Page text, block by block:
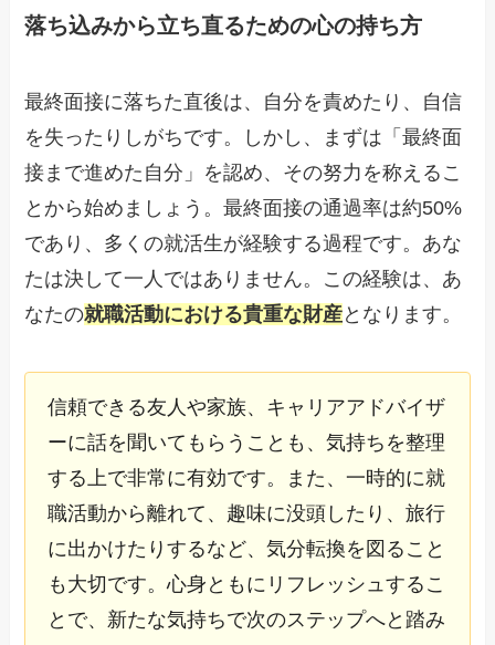
落ち込みから立ち直るための心の持ち方
最終面接に落ちた直後は、自分を責めたり、自信
を失ったりしがちです。しかし、まずは「最終面
接まで進めた自分」を認め、その努力を称えるこ
とから始めましょう。最終面接の通過率は約50%
であり、多くの就活生が経験する過程です。あな
たは決して一人ではありません。この経験は、あ
なたの就職活動における貴重な財産となります。
信頼できる友人や家族、キャリアアドバイザ
ーに話を聞いてもらうことも、気持ちを整理
する上で非常に有効です。また、一時的に就
職活動から離れて、趣味に没頭したり、旅行
に出かけたりするなど、気分転換を図ること
も大切です。心身ともにリフレッシュするこ
とで、新たな気持ちで次のステップへと踏み